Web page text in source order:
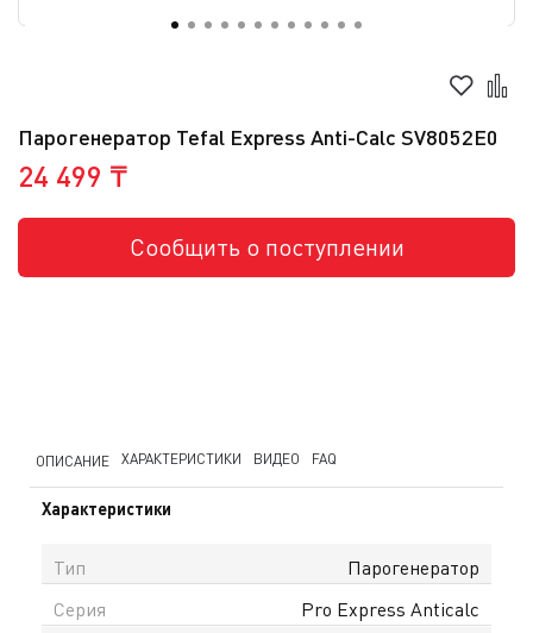
Парогенератор Tefal Express Anti-Calc SV8052E0
24 499 ₸
Сообщить о поступлении
ОПИСАНИЕ ХАРАКТЕРИСТИКИ ВИДЕО FAQ
Характеристики
Тип
Парогенератор
Серия
Pro Express Anticalc